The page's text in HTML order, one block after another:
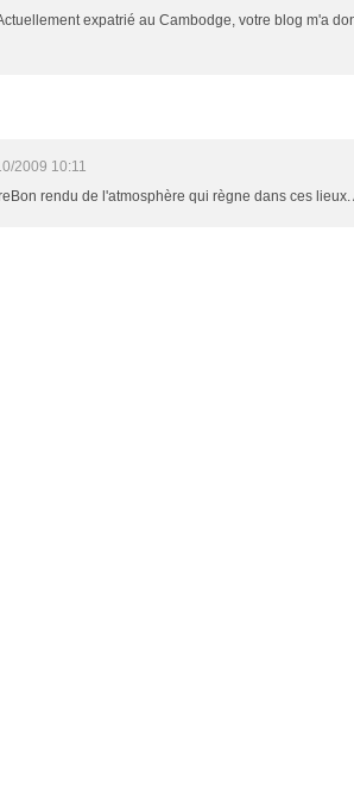
expatrié au Cambodge, votre blog m'a
2009 10:11
rendu de l'atmosphère qui règne dans ces lieux.